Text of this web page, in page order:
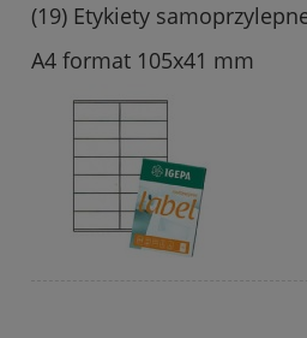
(19) Etykiety
A4 format 105x41 mm